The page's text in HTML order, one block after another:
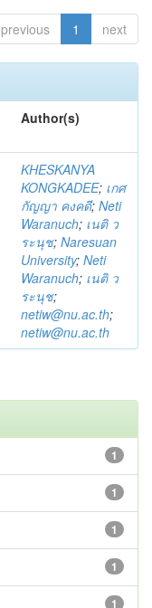
previous 1 next
Author(s)
KHESKANYA
KONGKADEE; เกศ
กัญญา คงคดี; Neti
Waranuch; เนติ ว
ระนุช; Naresuan
University; Neti
Waranuch; เนติ ว
ระนุช;
netiw@nu.ac.th;
netiw@nu.ac.th
1
1
1
1
1